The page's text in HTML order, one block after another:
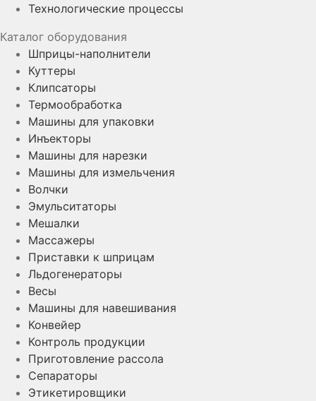
Технологические процессы
Каталог оборудования
Шприцы-наполнители
Куттеры
Клипсаторы
Термообработка
Машины для упаковки
Инъекторы
Машины для нарезки
Машины для измельчения
Волчки
Эмульситаторы
Мешалки
Массажеры
Приставки к шприцам
Льдогенераторы
Весы
Машины для навешивания
Конвейер
Контроль продукции
Приготовление рассола
Сепараторы
Этикетировщики